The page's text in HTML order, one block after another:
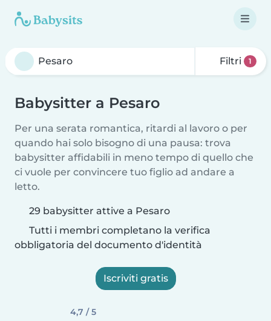
Filtri 1
Babysitter a Pesaro
Per una serata romantica, ritardi al lavoro o per
quando hai solo bisogno di una pausa: trova
babysitter affidabili in meno tempo di quello che
ci vuole per convincere tuo figlio ad andare a
letto.
29 babysitter attive a Pesaro
Tutti i membri completano la verifica
obbligatoria del documento d'identità
Iscriviti gratis
4,7 / 5